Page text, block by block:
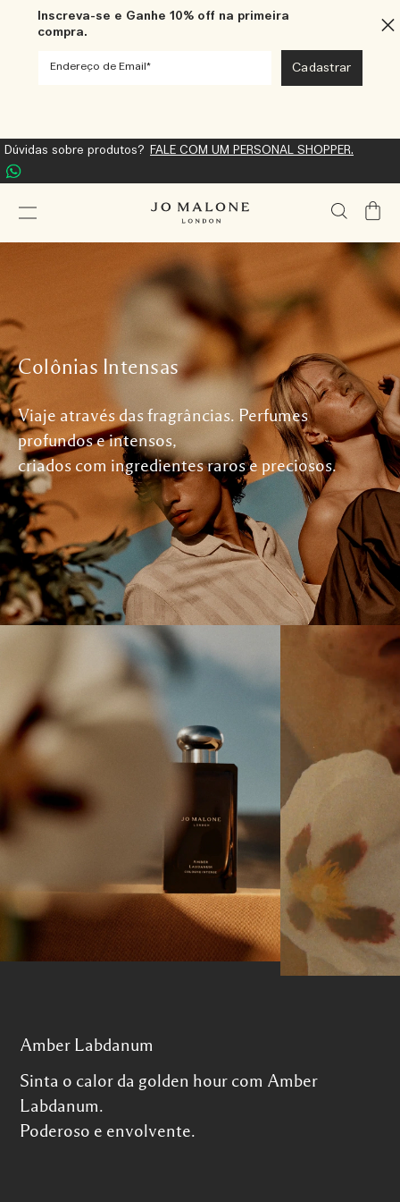
Inscreva-se e Ganhe 10% off na primeira
compra.
Dúvidas sobre produtos? FALE COM UM PERSONAL SHOPPER.
Meu
Colônias Intensas
Viaje através das fragrâncias. Perfumes
profundos e intensos,
criados com ingredientes raros e preciosos.
Amber Labdanum
Sinta o calor da golden hour com Amber
Labdanum.
Poderoso e envolvente.